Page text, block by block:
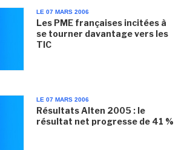
LE 07 MARS 2006
Les PME françaises incitées à
se tourner davantage vers les
TIC
LE 07 MARS 2006
Résultats Alten 2005 : le
résultat net progresse de 41 %